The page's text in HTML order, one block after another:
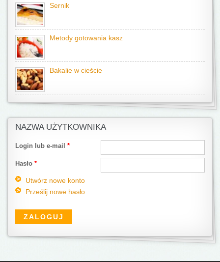
Sernik
Metody gotowania kasz
Bakalie w cieście
NAZWA UŻYTKOWNIKA
Login lub e-mail *
Hasło *
Utwórz nowe konto
Prześlij nowe hasło